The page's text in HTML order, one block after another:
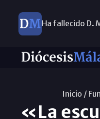
Ha fallecido D.
Inicio /
«La